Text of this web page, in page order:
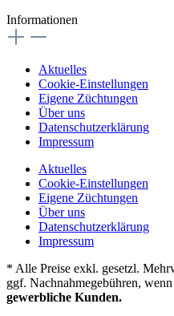
Informationen
Aktuelles
Cookie-Einstellungen
Eigene Züchtungen
Über uns
Datenschutzerklärung
Impressum
Aktuelles
Cookie-Einstellungen
Eigene Züchtungen
Über uns
Datenschutzerklärung
Impressum
* Alle Preise exkl. gesetzl.
ggf. Nachnahmegebühren,
gewerbliche Kunden.